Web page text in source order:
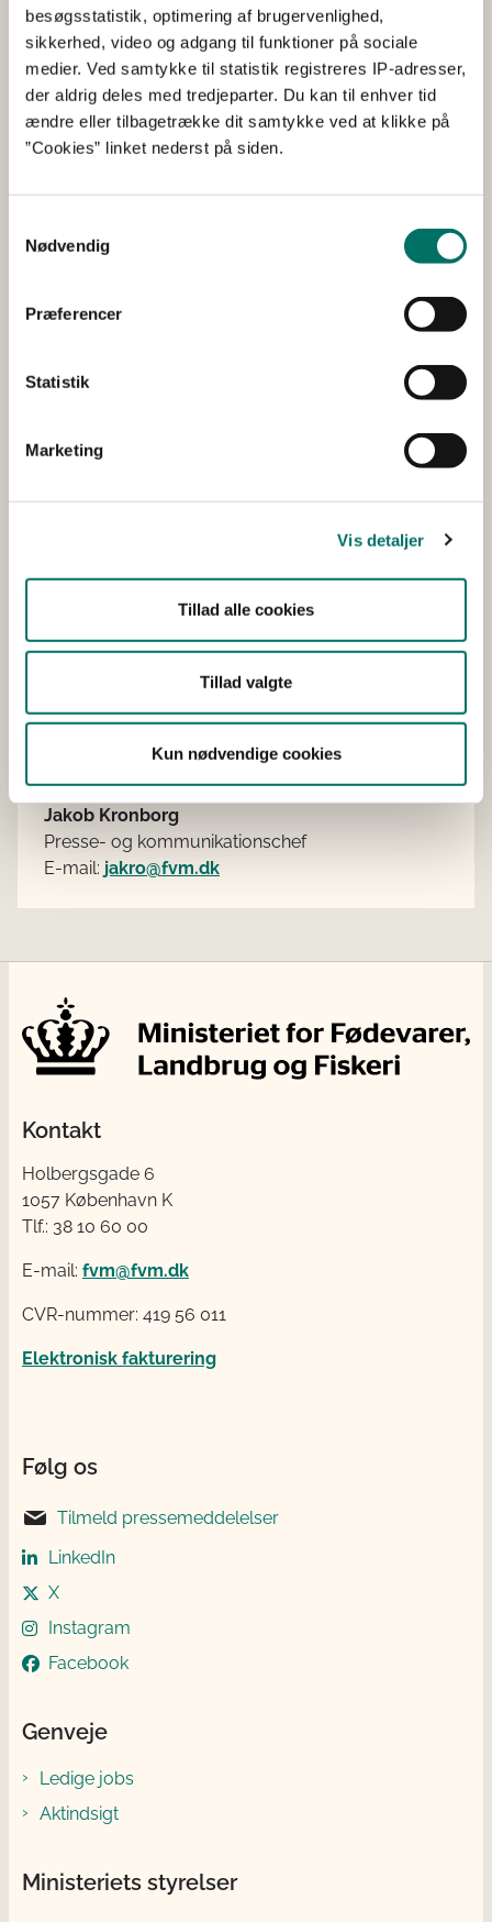
besøgsstatistik, optimering af brugervenlighed,
sikkerhed, video og adgang til funktioner på sociale
medier. Ved samtykke til statistik registreres IP-adresser,
der aldrig deles med tredjeparter. Du kan til enhver tid
ændre eller tilbagetrække dit samtykke ved at klikke på
”Cookies” linket nederst på siden.
Nødvendig
Præferencer
Statistik
Marketing
Vis detaljer
Tillad alle cookies
Tillad valgte
Kun nødvendige cookies
overgangsperiode, hvor Storbritannien følger gældende
EU-regler, men 2020 er også året, hvor der skal findes
en aftale om det fremtidige forhold, inden
overgangsperioden udløber 31. december 2020. Det er
planen, at en aftale gerne skulle være klar i sommeren
2020, så resten af året kan bruges til ratifikation af
Jeg glæder mig til at fortsætte arbejdet på en
fremskudt post i Storbritannien, og på den
gammel drøm om en international karriere og
samtidig bruge al den viden og hele det
netværk, som jeg har opbygget til gavn for
Danmarks fødevareklynge, fiskeriinteresser og
Dansk eksport af fødevarer til Storbritannien var samlet
ca. 12 mia. kr. i 2017 og danske fiskere henter 30 pct. af
værdien af de samlede danske fangster svarende til 1
Pressekontakt
E-mail:presse@fvm.dk
Tlf: +45 20 18 40 52
Jakob Kronborg
Presse- og kommunikationschef
E-mail: jakro@fvm.dk
Kontakt
Holbergsgade 6
1057 København K
Tlf.: 38 10 60 00
E-mail: fvm@fvm.dk
CVR-nummer: 419 56 011
Elektronisk fakturering
Følg os
Tilmeld pressemeddelelser
LinkedIn
X
Instagram
Facebook
Genveje
Ledige jobs
Aktindsigt
Ministeriets styrelser